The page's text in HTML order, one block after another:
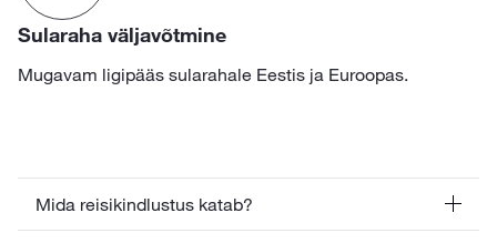
Sularaha väljavõtmine
Mugavam ligipääs sularahale Eestis ja Euroopas.
Mida reisikindlustus katab?